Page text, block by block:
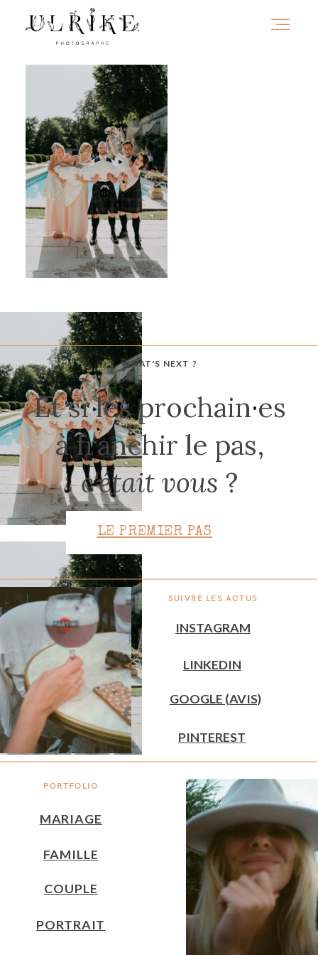
WHAT'S NEXT ?
PORTFOLIO
SUIVRE LES ACTUS
Et si les prochain·es
à franchir le pas,
c'était vous ?
MARIAGE
INSTAGRAM
GOOGLE (AVIS)
FAMILLE
PINTEREST
COUPLE
LINKEDIN
PORTRAIT
LE PREMIER PAS
HOME
A PROPOS
PORTFOLIO
INFOS
JOURNAL
CONTACT